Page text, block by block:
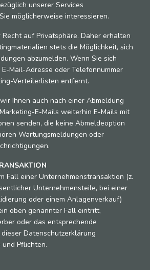
unserer Services
möglicherweise interessieren.
auf Privatsphäre. Daher erhalten
stets die Möglichkeit, sich
abzumelden. Wenn Sie sich
Mail-Adresse oder Telefonnummer
Verteilerlisten entfernt.
Ihnen auch nach einer Abmeldung
E-Mails weiterhin E-Mails mit
senden, die keine Abmeldeoption
Wartungsmeldungen oder
Fall einer Unternehmenstransaktion (z.
Unternehmensteile, bei einer
oder einem Anlagenverkauf)
oben genannter Fall eintritt,
oder das entsprechende
Datenschutzerklärung
Pflichten.